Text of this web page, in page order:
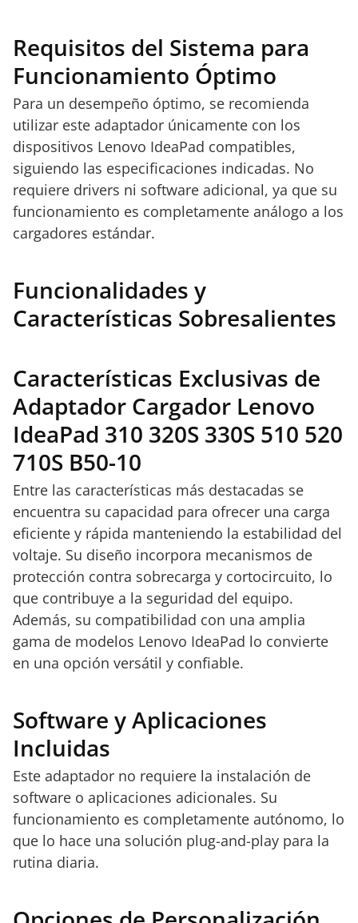
Requisitos del Sistema para
Funcionamiento Óptimo
Para un desempeño óptimo, se recomienda
utilizar este adaptador únicamente con los
dispositivos Lenovo IdeaPad compatibles,
siguiendo las especificaciones indicadas. No
requiere drivers ni software adicional, ya que su
funcionamiento es completamente análogo a los
cargadores estándar.
Funcionalidades y
Características Sobresalientes
Características Exclusivas de
Adaptador Cargador Lenovo
IdeaPad 310 320S 330S 510 520
710S B50-10
Entre las características más destacadas se
encuentra su capacidad para ofrecer una carga
eficiente y rápida manteniendo la estabilidad del
voltaje. Su diseño incorpora mecanismos de
protección contra sobrecarga y cortocircuito, lo
que contribuye a la seguridad del equipo.
Además, su compatibilidad con una amplia
gama de modelos Lenovo IdeaPad lo convierte
en una opción versátil y confiable.
Software y Aplicaciones
Incluidas
Este adaptador no requiere la instalación de
software o aplicaciones adicionales. Su
funcionamiento es completamente autónomo, lo
que lo hace una solución plug-and-play para la
rutina diaria.